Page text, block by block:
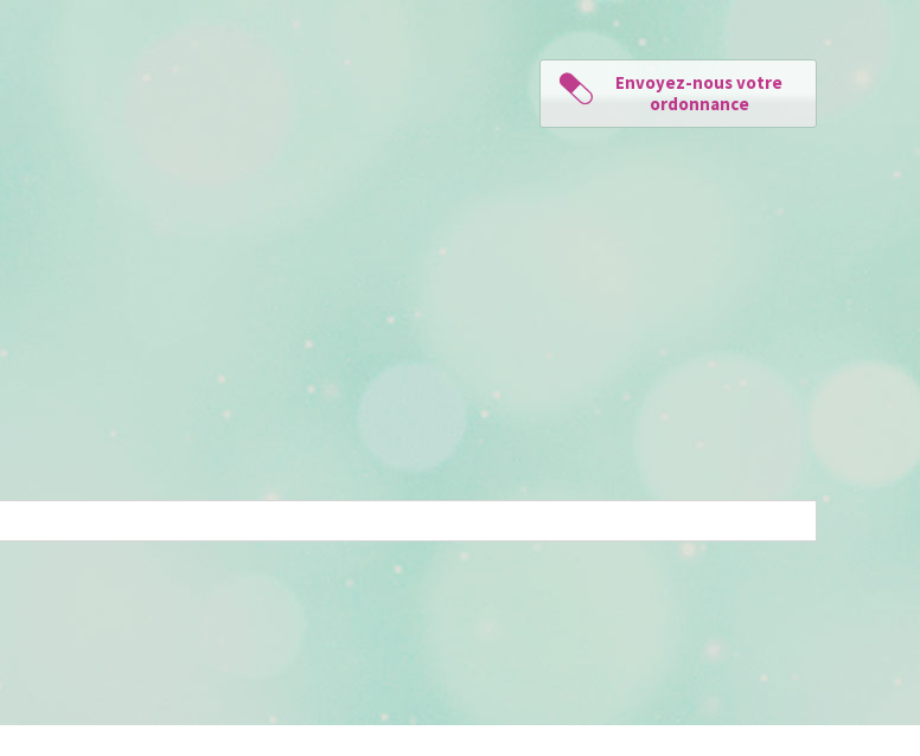
Envoyez-nous votre
ordonnance